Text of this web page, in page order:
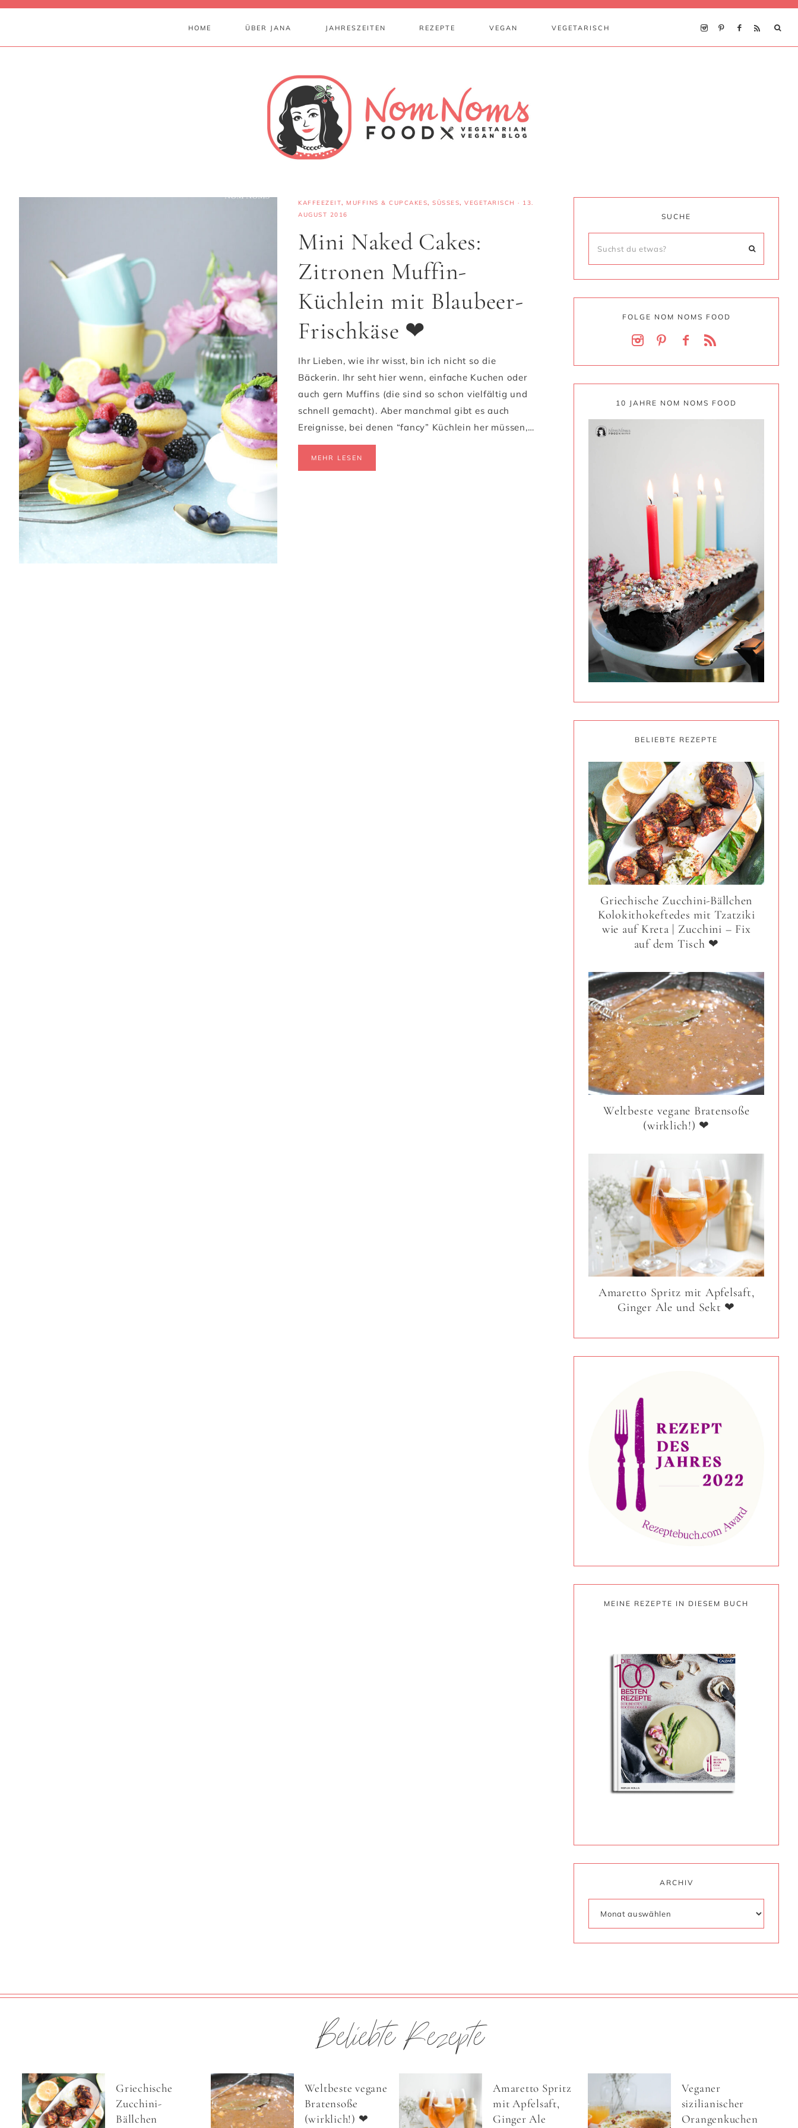
HOME ÜBER JANA JAHRESZEITEN REZEPTE VEGAN VEGETARISCH
KAFFEEZEIT, MUFFINS & CUPCAKES, SÜSSES , VEGETARISCH · 13.
AUGUST 2016
Mini Naked Cakes:
Zitronen Muffin-
Küchlein mit Blaubeer-
Frischkäse ❤
Ihr Lieben, wie ihr wisst, bin ich nicht so die
Bäckerin. Ihr seht hier wenn, einfache Kuchen oder
auch gern Muffins (die sind so schon vielfältig und
schnell gemacht). Aber manchmal gibt es auch
Ereignisse, bei denen “fancy” Küchlein her müssen,…
MEHR LESEN
SUCHE
FOLGE NOM NOMS FOOD
10 JAHRE NOM NOMS FOOD
BELIEBTE REZEPTE
Griechische Zucchini-Bällchen
Kolokithokeftedes mit Tzatziki
wie auf Kreta | Zucchini – Fix
auf dem Tisch ❤
Weltbeste vegane Bratensoße
(wirklich!) ❤
Amaretto Spritz mit Apfelsaft,
Ginger Ale und Sekt ❤
MEINE REZEPTE IN DIESEM BUCH
ARCHIV
Beliebte Rezepte
Griechische
Zucchini-
Bällchen
Weltbeste vegane
Bratensoße
(wirklich!) ❤
Amaretto Spritz
mit Apfelsaft,
Ginger Ale
Veganer
sizilianischer
Orangenkuchen